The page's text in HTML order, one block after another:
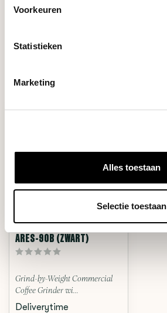
Voorkeuren
Statistieken
Marketing
Alles toestaan
Selectie toestaan
RECENT BEKEKEN
ARES-90B (ZWART)
Grind-by-Weight Commercial
Coffee Grinder wi...
Deliverytime